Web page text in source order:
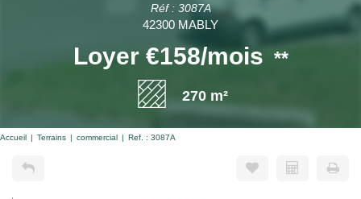
Réf : 3087A
42300 MABLY
Loyer €158/mois **
270 m²
Accueil Terrains commercial Ref. : 3087A